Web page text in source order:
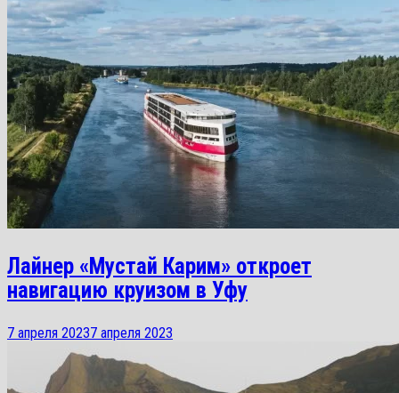
Лайнер «Мустай Карим» откроет
навигацию круизом в Уфу
7 апреля 20237 апреля 2023